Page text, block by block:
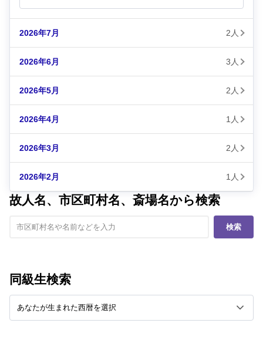
2026年7月 2人
2026年6月 3人
2026年5月 2人
2026年4月 1人
2026年3月 2人
2026年2月 1人
故人名、市区町村名、斎場名から検索
検索
同級生検索